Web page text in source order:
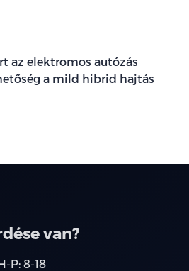
az elektromos autózás
a mild hibrid hajtás
van?
P: 8-18